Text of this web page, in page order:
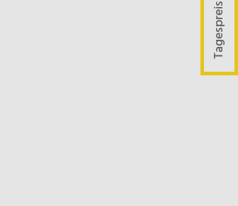
Tagespreis